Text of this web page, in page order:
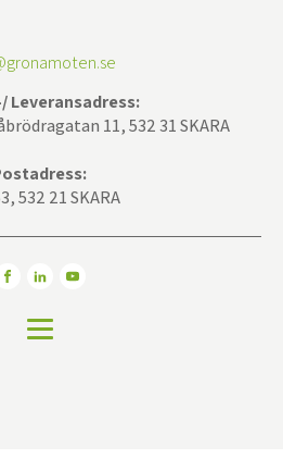
Leveransadress:
11, 532 31 SKARA
532 21 SKARA